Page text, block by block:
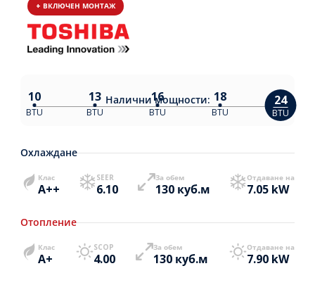
+ ВКЛЮЧЕН МОНТАЖ
Наличнимощности:
10
BTU
13
BTU
16
BTU
18
BTU
24
BTU
Охлаждане
Клас
A++
SEER
6.10
За обем
130 куб.м
Отдаване на
7.05 kW
Отопление
Клас
A+
SCOP
4.00
За обем
130 куб.м
Отдаване на
7.90 kW